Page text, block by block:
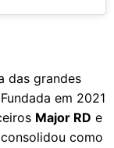
das grandes
em 2021
Major RD e
como